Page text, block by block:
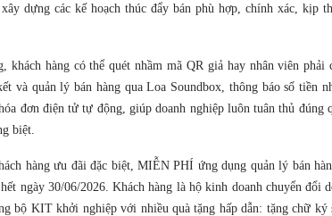
dựng các kế hoạch thúc đẩy bán phù hợp, chính xác, kịp
khách hàng có thể quét nhầm mã QR giả hay nhân viên
và quản lý bán hàng qua Loa Soundbox, thông báo số tiền
đơn điện tử tự động, giúp doanh nghiệp luôn tuân thủ đúng
biệt.
hàng ưu đãi đặc biệt, MIỄN PHÍ ứng dụng quản lý bán
ngày 30/06/2026. Khách hàng là hộ kinh doanh chuyển đổi
bộ KIT khởi nghiệp với nhiều quà tặng hấp dẫn: tặng chữ ký